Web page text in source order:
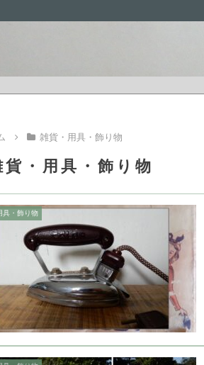
雑貨・用具・飾り物
貨・用具・飾り物
具・飾り物